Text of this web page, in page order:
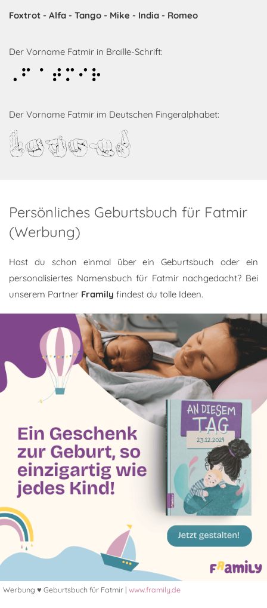
Foxtrot - Alfa - Tango - Mike - India - Romeo
Der Vorname Fatmir in Braille-Schrift:
Fatmir
Der Vorname Fatmir im Deutschen Fingeralphabet:
Fatmir
Persönliches Geburtsbuch für Fatmir
(Werbung)
Hast du schon einmal über ein Geburtsbuch oder ein
personalisiertes Namensbuch für Fatmir nachgedacht? Bei
unserem Partner Framily findest du tolle Ideen.
Werbung ♥ Geburtsbuch für Fatmir | www.framily.de